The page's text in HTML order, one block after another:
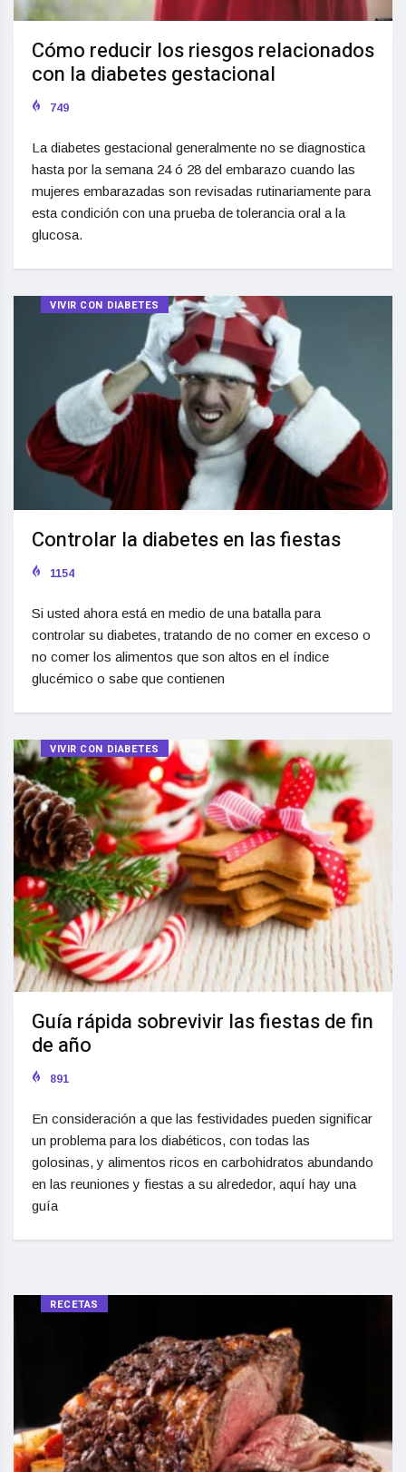
Cómo reducir los riesgos relacionados
con la diabetes gestacional
749
La diabetes gestacional generalmente no se diagnostica
hasta por la semana 24 ó 28 del embarazo cuando las
mujeres embarazadas son revisadas rutinariamente para
esta condición con una prueba de tolerancia oral a la
glucosa.
VIVIR CON DIABETES
Controlar la diabetes en las fiestas
1154
Si usted ahora está en medio de una batalla para
controlar su diabetes, tratando de no comer en exceso o
no comer los alimentos que son altos en el índice
glucémico o sabe que contienen
VIVIR CON DIABETES
Guía rápida sobrevivir las fiestas de fin
de año
891
En consideración a que las festividades pueden significar
un problema para los diabéticos, con todas las
golosinas, y alimentos ricos en carbohidratos abundando
en las reuniones y fiestas a su alrededor, aquí hay una
guía
RECETAS